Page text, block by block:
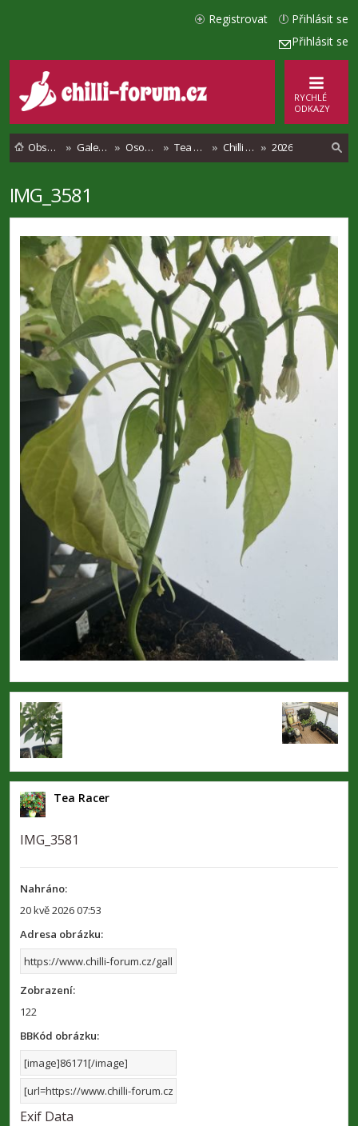
Přihlásit se
Přihlásit se
Registrovat
RYCHLÉ
ODKAZY
Obsah fóra Galerie Osobní alba Tea Racer Chilli a další rostliny ala Tea Racer 2026
e
IMG_3581
Tea Racer
IMG_3581
Nahráno:
20 kvě 2026 07:53
Adresa obrázku:
Zobrazení:
122
BBKód obrázku:
Exif Data